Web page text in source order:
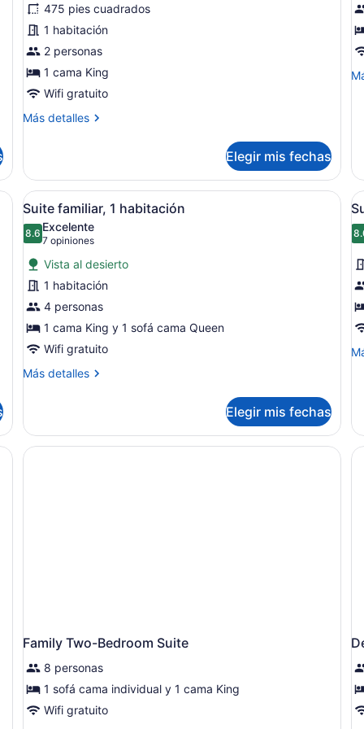
Habitación
Deluxe
475 pies cuadrados
1 habitación
2 personas
1 cama King
Wifi gratuito
Más detalles
Más
Deluxe
Elegir mis fechas
1
un sofá, una mesa redonda de centro y un comedor con sillas
Abrir
todas
las
fotos
de
Suite
familiar,
1
habitación
Una cocina moderna con
10
Suite familiar, 1 habitación
8.68.6 de 10
Excelente
7 opiniones
(7
opiniones)
Vista al desierto
1 habitación
4 personas
1 cama King y 1 sofá cama Queen
Wifi gratuito
Más detalles
Más
familiar,
habitación
Elegir mis fechas
1
1
Family Two-Bedroom Suite
8 personas
1 sofá cama individual y 1 cama King
Wifi gratuito